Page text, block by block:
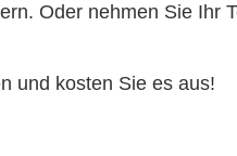
Oder nehmen Sie Ihr
und kosten Sie es aus!